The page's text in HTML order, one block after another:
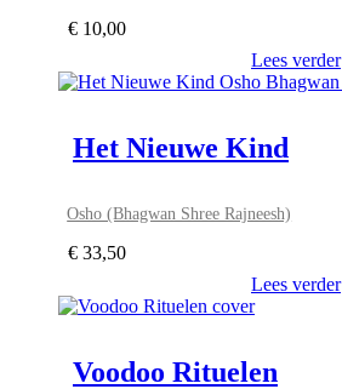
€ 10,00
Lees verder
Het Nieuwe Kind
Osho (Bhagwan Shree Rajneesh)
€ 33,50
Lees verder
Voodoo Rituelen